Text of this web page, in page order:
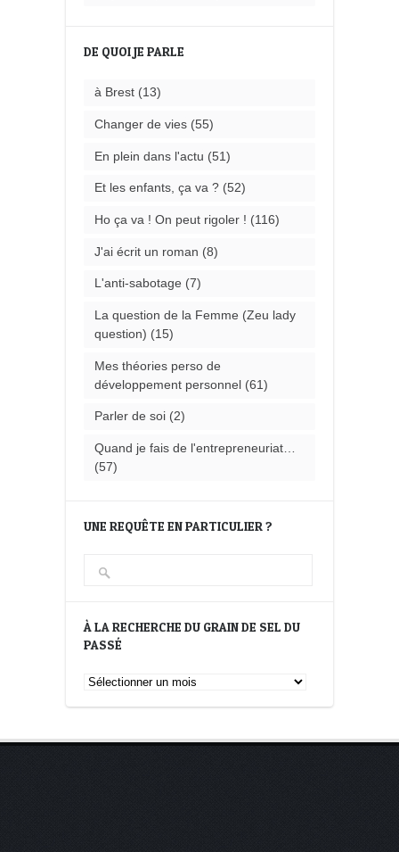
DE QUOI JE PARLE
à Brest(13)
Changer de vies(55)
En plein dans l'actu (51)
Et les enfants, ça va ?(52)
Ho ça va ! On peut rigoler ! (116)
J'ai écrit un roman (8)
L'anti-sabotage (7)
La question de la Femme (Zeu lady
question) (15)
Mes théories perso de
développement personnel(61)
Parler de soi(2)
Quand je fais de l'entrepreneuriat…
(57)
UNE REQUÊTE EN PARTICULIER ?
À LA RECHERCHE DU GRAIN DE SEL DU
PASSÉ
À
du